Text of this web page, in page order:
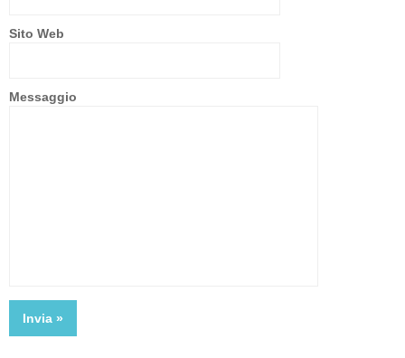
Sito Web
Messaggio